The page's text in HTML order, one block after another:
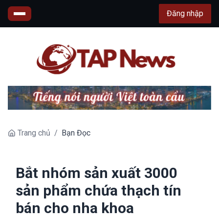
Đăng nhập
Trang chủ / Bạn Đọc
Bắt nhóm sản xuất 3000
sản phẩm chứa thạch tín
bán cho nha khoa